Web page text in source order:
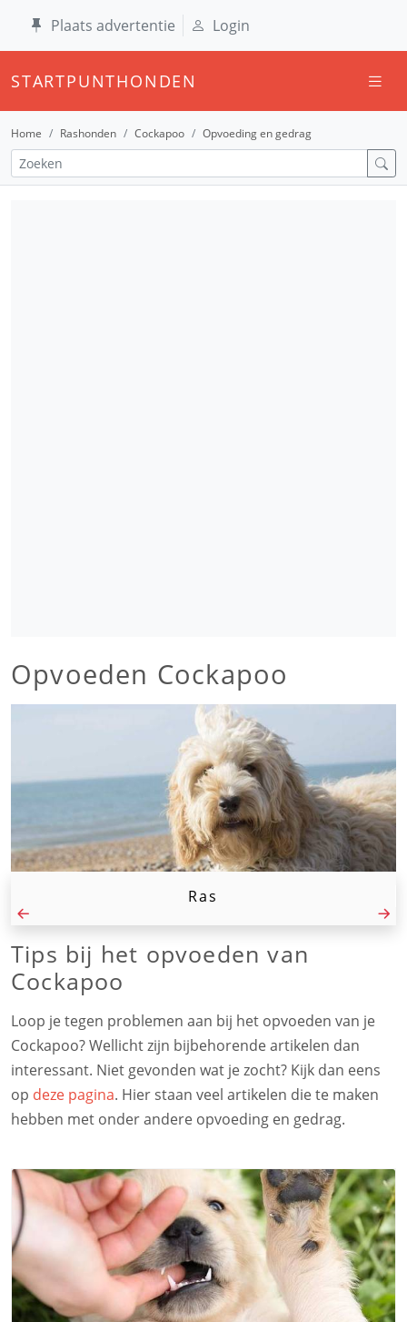
Plaats advertentie Login
STARTPUNTHONDEN
Home Rashonden Cockapoo Opvoeding en gedrag
Opvoeden Cockapoo
Ras
Tips bij het opvoeden van
Cockapoo
Loop je tegen problemen aan bij het opvoeden van je
Cockapoo? Wellicht zijn bijbehorende artikelen dan
interessant. Niet gevonden wat je zocht? Kijk dan eens
op deze pagina. Hier staan veel artikelen die te maken
hebben met onder andere opvoeding en gedrag.